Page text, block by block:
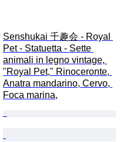
Senshukai 千趣会 - Royal
Pet - Statuetta - Sette
animali in legno vintage,
"Royal Pet," Rinoceronte,
Anatra mandarino, Cervo,
Foca marina,